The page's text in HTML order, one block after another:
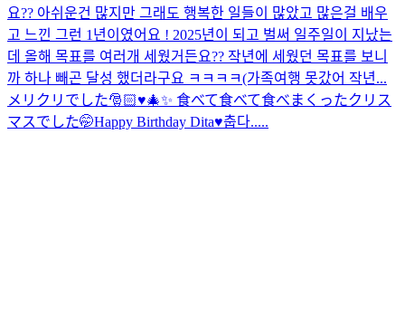
요?? 아쉬운건 많지만 그래도 행복한 일들이 많았고 많은걸 배우
고 느낀 그런 1년이였어요 ! 2025년이 되고 벌써 일주일이 지났는
데 올해 목표를 여러개 세웠거든요?? 작년에 세웠던 목표를 보니
까 하나 빼곤 달성 했더라구요 ㅋㅋㅋㅋ(가족여행 못갔어 작년...
メリクリでした🎅🏻♥️🎄✨ 食べて食べて食べまくったクリス
マスでした🤭Happy Birthday Dita♥️춥다.....